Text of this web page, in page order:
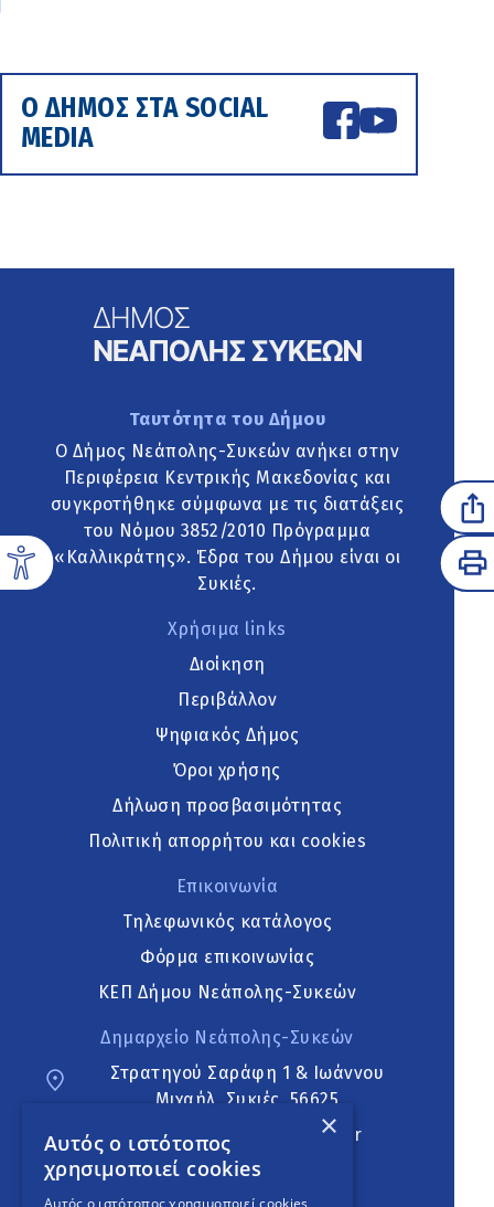
Ο ΔΗΜΟΣ ΣΤΑ SOCIAL
MEDIA
Ταυτότητα του Δήμου
Ο Δήμος Νεάπολης-Συκεών ανήκει στην
Περιφέρεια Κεντρικής Μακεδονίας και
συγκροτήθηκε σύμφωνα με τις διατάξεις
του Νόμου 3852/2010 Πρόγραμμα
«Καλλικράτης». Έδρα του Δήμου είναι οι
Συκιές.
Χρήσιμα links
Διοίκηση
Περιβάλλον
Ψηφιακός Δήμος
Όροι χρήσης
Δήλωση προσβασιμότητας
Πολιτική απορρήτου και cookies
Επικοινωνία
Τηλεφωνικός κατάλογος
Φόρμα επικοινωνίας
ΚΕΠ Δήμου Νεάπολης-Συκεών
Δημαρχείο Νεάπολης-Συκεών
Στρατηγού Σαράφη 1 & Ιωάννου
Μιχαήλ, Συκιές, 56625
neapoli.sykies@ddt.gov.gr
Ακολουθήστε
×
Αυτός ο ιστότοπος
χρησιμοποιεί cookies
Αυτός ο ιστότοπος χρησιμοποιεί cookies